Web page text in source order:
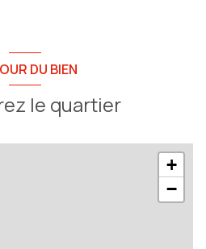
DU BIEN
le quartier
+
−